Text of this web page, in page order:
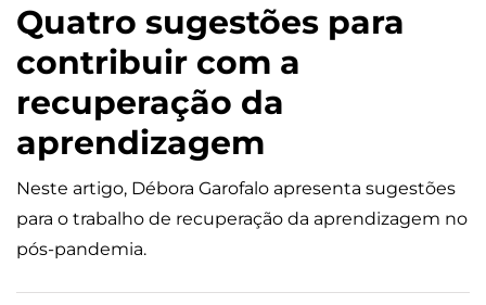
Quatro sugestões para
contribuir com a
recuperação da
aprendizagem
Neste artigo, Débora Garofalo apresenta sugestões
para o trabalho de recuperação da aprendizagem no
pós-pandemia.